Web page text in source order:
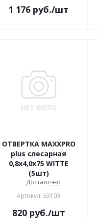
1 176 руб./шт
ОТВЕРТКА MAXXPRO
plus cлесарная
0,8х4,0х75 WITTE
(5шт)
Достаточно
Артикул: 63103
820руб./шт